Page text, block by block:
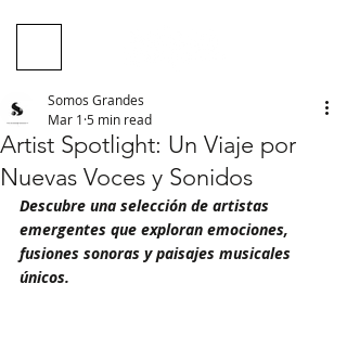
Artist Spotlight: Un Viaje por
Nuevas Voces y Sonidos
Somos Grandes
Mar 1 5 min read
Descubre una selección de artistas
emergentes que exploran emociones,
fusiones sonoras y paisajes musicales
únicos.